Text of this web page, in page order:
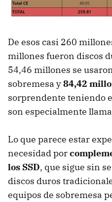
De esos casi 260
millones fueron discos
54,46 millones se
sobremesa y84,42
sorprendente teniendo
son especialmente
Lo que parece estar
necesidad por
los SSD, que sigue sin
discos duros
equipos de sobremesa